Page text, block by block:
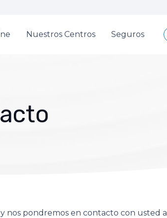
Nuestros Centros Seguros
nos pondremos en contacto con usted a